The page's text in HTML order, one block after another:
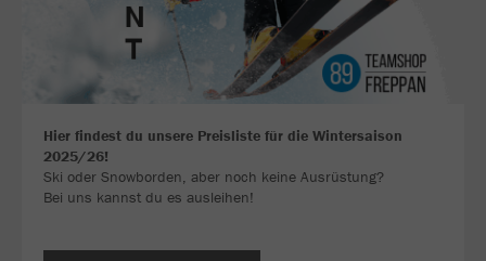
Hier findest du unsere Preisliste für die Wintersaison
2025/26!
Ski oder Snowborden, aber noch keine Ausrüstung?
Bei uns kannst du es ausleihen!